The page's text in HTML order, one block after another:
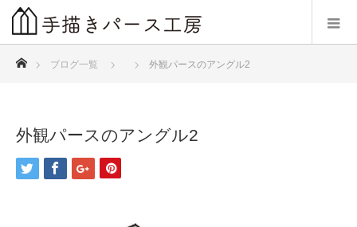
ブログ一覧 外観パースのアングル2
外観パースのアングル2